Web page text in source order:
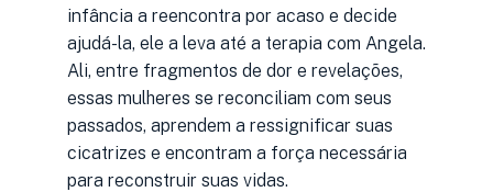
infância a reencontra por acaso e decide
ajudá-la, ele a leva até a terapia com Angela.
Ali, entre fragmentos de dor e revelações,
essas mulheres se reconciliam com seus
passados, aprendem a ressignificar suas
cicatrizes e encontram a força necessária
para reconstruir suas vidas.